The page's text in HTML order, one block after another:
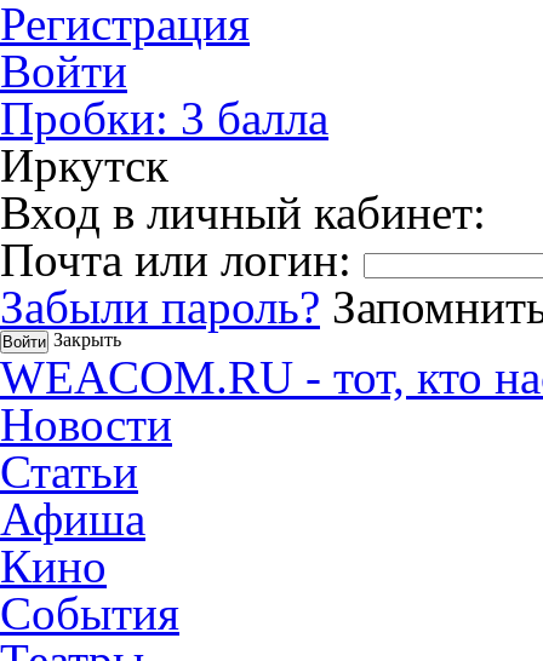
Регистрация
Войти
Пробки: 3 балла
Иркутск
Вход в личный кабинет:
Почта или логин:
Забыли пароль?
Закрыть
WEACOM.RU - тот, кто
Новости
Статьи
Афиша
Кино
События